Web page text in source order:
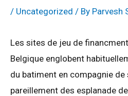
/ Uncategorized / By Parvesh
Les sites de jeu de
Belgique englobent
du batiment en compagnie de
pareillement des esplanade